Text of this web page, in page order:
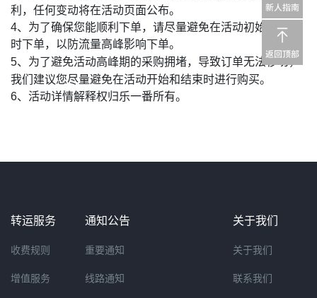
利，任何变动将在活动页面公布。
4、为了确保您能顺利下单，请尽量避免在活动初始和结束
时下单，以防流量高峰影响下单。
5、 为了避免活动高峰期的采购拥堵，导致订单无法秒切，
我们建议您尽量避免在活动开始和结束时进行购买。
6、活动详情解释权归乐一番所有。
转运服务
收费规则
增值服务
通知公告
重要通知
线路通知
关于我们
关于我们
联系我们